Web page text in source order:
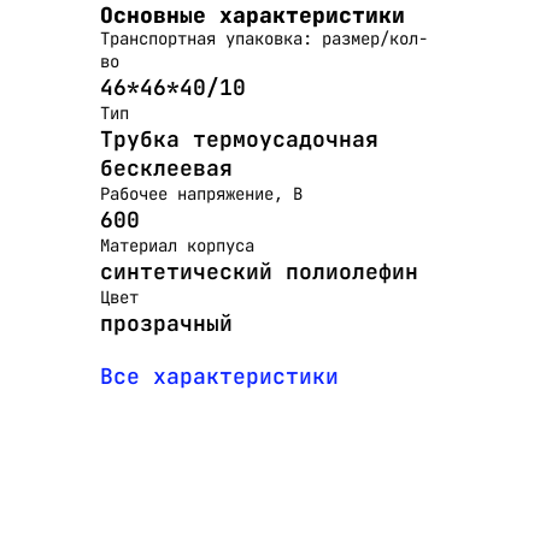
Основные характеристики
Транспортная упаковка: размер/кол-
во
46*46*40/10
Тип
Трубка термоусадочная
бесклеевая
Рабочее напряжение, В
600
Материал корпуса
синтетический полиолефин
Цвет
прозрачный
Все характеристики